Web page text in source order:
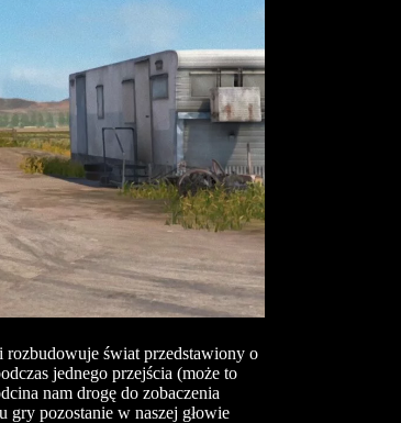
rozbudowuje świat przedstawiony o
jednego przejścia (może to
nam drogę do zobaczenia
gry pozostanie w naszej głowie